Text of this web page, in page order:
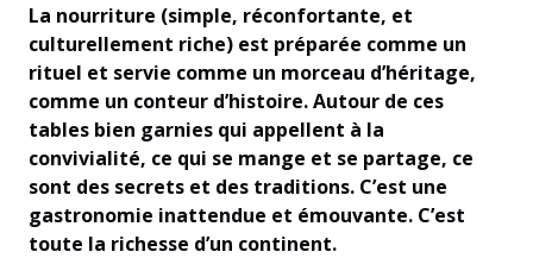
La nourriture (simple, réconfortante, et
culturellement riche) est préparée comme un
rituel et servie comme un morceau d’héritage,
comme un conteur d’histoire. Autour de ces
tables bien garnies qui appellent à la
convivialité, ce qui se mange et se partage, ce
sont des secrets et des traditions. C’est une
gastronomie inattendue et émouvante. C’est
toute la richesse d’un continent.